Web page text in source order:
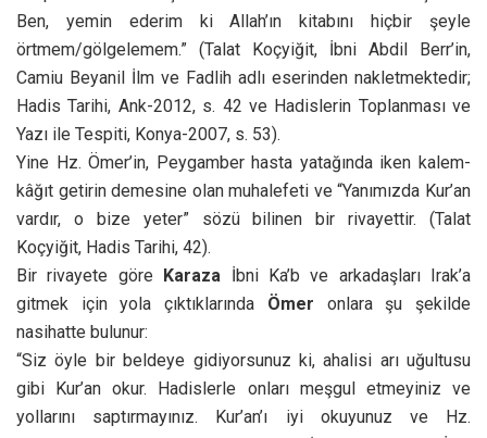
Ben, yemin ederim ki Allah’ın kitabını hiçbir şeyle
örtmem/gölgelemem.” (Talat Koçyiğit, İbni Abdil Berr’in,
Camiu Beyanil İlm ve Fadlih adlı eserinden nakletmektedir;
Hadis Tarihi, Ank-2012, s. 42 ve Hadislerin Toplanması ve
Yazı ile Tespiti, Konya-2007, s. 53).
Yine Hz. Ömer’in, Peygamber hasta yatağında iken kalem-
kâğıt getirin demesine olan muhalefeti ve “Yanımızda Kur’an
vardır, o bize yeter” sözü bilinen bir rivayettir. (Talat
Koçyiğit, Hadis Tarihi, 42).
Bir rivayete göre Karaza İbni Ka’b ve arkadaşları Irak’a
gitmek için yola çıktıklarında Ömer onlara şu şekilde
nasihatte bulunur:
“Siz öyle bir beldeye gidiyorsunuz ki, ahalisi arı uğultusu
gibi Kur’an okur. Hadislerle onları meşgul etmeyiniz ve
yollarını saptırmayınız. Kur’an’ı iyi okuyunuz ve Hz.